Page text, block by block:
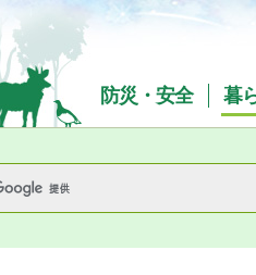
Nagano Prefecture
防災・安全 暮